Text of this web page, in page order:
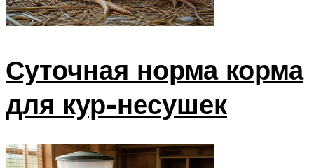
Суточная норма корма
для кур-несушек